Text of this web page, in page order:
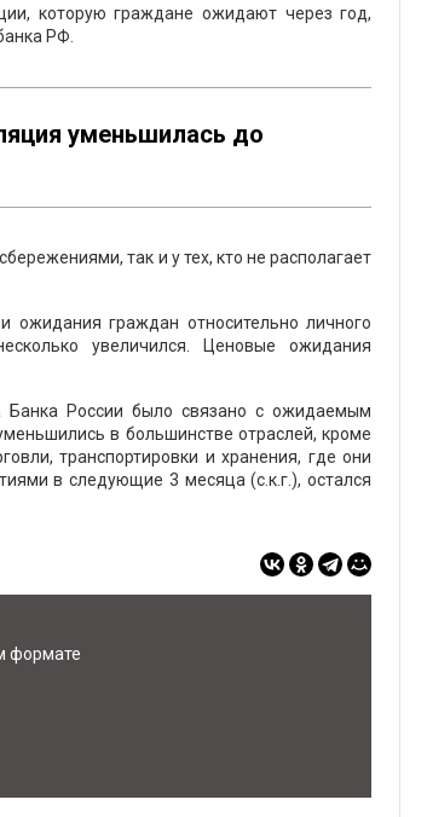
которую граждане ожидают через год,
РФ.
уменьшилась до
так и у тех, кто не располагает
ожидания граждан относительно личного
увеличился. Ценовые ожидания
Банка России было связано с ожидаемым
в большинстве отраслей, кроме
транспортировки и хранения, где они
в следующие 3 месяца (с.к.г.), остался
формате